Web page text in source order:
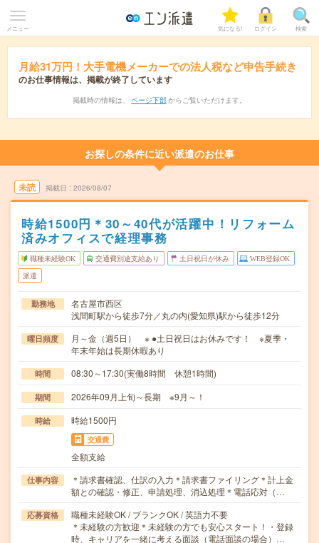
メニュー 気になる! ログイン 検索
月給31万円！大手電機メーカーでの法人税など申告手続き
のお仕事情報は、掲載が終了しています
掲載時の情報は、 ページ下部 からご覧いただけます。
お探しの条件に近い派遣のお仕事
未読 掲載日 2026/08/07
時給1500円＊30～40代が活躍中！リフォーム
済みオフィスで経理事務
職種未経験OK 交通費別途支給あり 土日祝日が休み WEB登録OK
派遣
勤務地
名古屋市西区
浅間町駅から徒歩7分／丸の内(愛知県)駅から徒歩12分
曜日頻度
月～金（週5日） ※ ●土日祝日はお休みです！ ※夏季・
年末年始は長期休暇あり
時間 08:30～17:30(実働8時間 休憩1時間)
期間 2026年09月上旬～長期 ※9月～！
時給 時給1500円
交通費
全額支給
仕事内容
＊請求書確認、仕訳の入力＊請求書ファイリング＊計上金
額との確認・修正、申請処理、消込処理＊電話応対（…
応募資格
職種未経験OK / ブランクOK / 英語力不要
＊未経験の方歓迎＊未経験の方でも安心スタート！・登録
時、キャリアを一緒に考える面談（電話面談の場合）…